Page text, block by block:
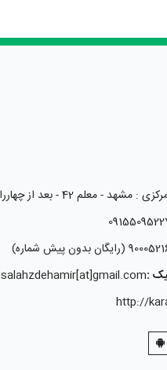
- معلم 42 - بعد از چهارراه دوم - پلاک 15 - طبقه همکف
(رایگان بدون پیش شماره)
:
salahzdehamir[at]gmail.com
http://